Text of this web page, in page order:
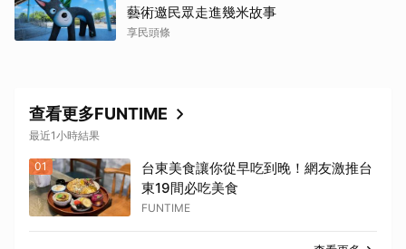
藝術邀民眾走進幾米故事
享民頭條
查看更多FUNTIME
最近1小時結果
01
台東美食讓你從早吃到晚！網友激推台
東19間必吃美食
FUNTIME